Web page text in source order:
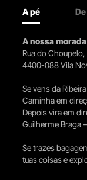
A pé
A nossa
Rua do
4400-088 Vila
Se vens da
Caminha em
Depois vira em
Guilherme Braga
Se trazes
tuas coisas e